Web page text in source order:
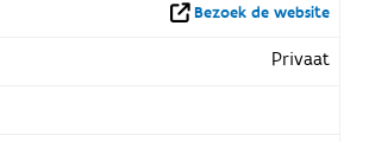
Bezoek de website
Privaat